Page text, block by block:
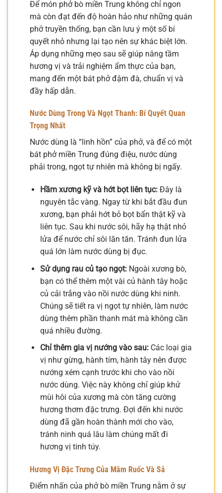
Để món phở bò miền Trung không chỉ ngon
mà còn đạt đến độ hoàn hảo như những quán
phở truyền thống, bạn cần lưu ý một số bí
quyết nhỏ nhưng lại tạo nên sự khác biệt lớn.
Áp dụng những mẹo sau sẽ giúp nâng tầm
hương vị và trải nghiệm ẩm thực của bạn,
mang đến một bát phở đậm đà, chuẩn vị và
đầy hấp dẫn.
Nước Dùng Trong Và Ngọt Thanh: Bí Quyết Quan
Trọng Nhất
Nước dùng là “linh hồn” của phở, và để có một
bát phở miền Trung đúng điệu, nước dùng
phải trong, ngọt tự nhiên mà không bị ngấy.
Hầm xương kỹ và hớt bọt liên tục:Đây là
nguyên tắc vàng. Ngay từ khi bắt đầu đun
xương, bạn phải hớt bỏ bọt bẩn thật kỹ và
liên tục. Sau khi nước sôi, hãy hạ thật nhỏ
lửa để nước chỉ sôi lăn tăn. Tránh đun lửa
quá lớn làm nước dùng bị đục.
Sử dụng rau củ tạo ngọt:Ngoài xương bò,
bạn có thể thêm một vài củ hành tây hoặc
củ cải trắng vào nồi nước dùng khi ninh.
Chúng sẽ tiết ra vị ngọt tự nhiên, làm nước
dùng thêm phần thanh mát mà không cần
quá nhiều đường.
Chỉ thêm gia vị nướng vào sau:Các loại gia
vị như gừng, hành tím, hành tây nên được
nướng xém cạnh trước khi cho vào nồi
nước dùng. Việc này không chỉ giúp khử
mùi hôi của xương mà còn tăng cường
hương thơm đặc trưng. Đợi đến khi nước
dùng đã gần hoàn thành mới cho vào,
tránh ninh quá lâu làm chúng mất đi
hương vị tinh túy.
Hương Vị Đặc Trưng Của Mắm Ruốc Và Sả
Điểm nhấn của phở bò miền Trung nằm ở sự